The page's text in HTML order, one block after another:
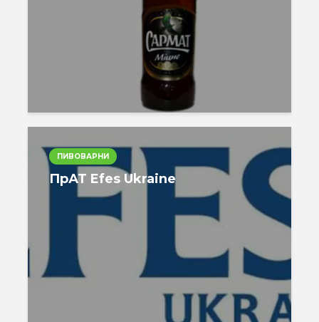
ПИВОВАРНИ
ПрАТ Efes Ukraine